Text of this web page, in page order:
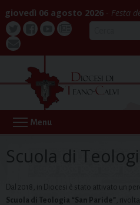
to
content
giovedì 06 agosto 2026 Festa
Twitter
Buona
webmail
Menu
Scuola di
Dal 2018, in Diocesi è stato attivato un
Scuola di Teologia “San Paride” ,